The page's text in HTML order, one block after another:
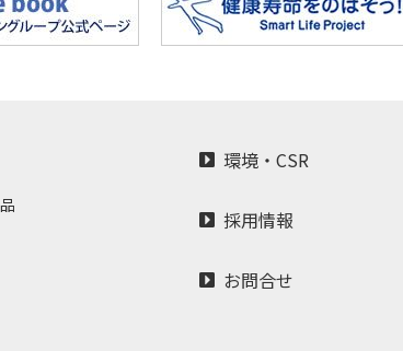
環境・CSR
採用情報
お問合せ